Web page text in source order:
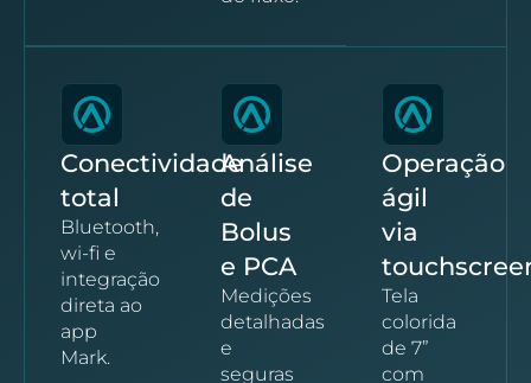
Conectividade
total
Bluetooth,
wi-fi e
integração
direta ao
app
Mark.
Análise
de
Bolus
e PCA
Medições
detalhadas
e
seguras
Operação
ágil
via
Tela
colorida
de 7”
com